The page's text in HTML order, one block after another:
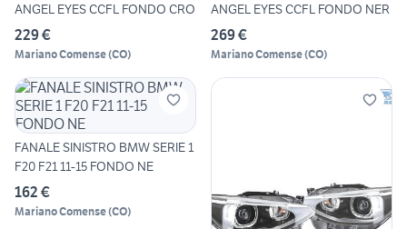
ANGEL EYES CCFL FONDO CRO
229 €
Mariano Comense(CO)
ANGEL EYES CCFL FONDO NER
269 €
Mariano Comense(CO)
FANALE SINISTRO BMW SERIE 1
F20 F21 11-15 FONDO NE
162 €
Mariano Comense(CO)